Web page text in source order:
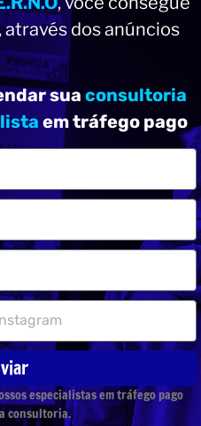
<
, você consegue
dos anúncios
sua
consultoria